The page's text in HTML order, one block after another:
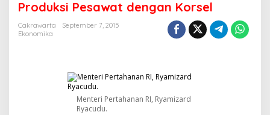
a
n
j
n
e
Produksi Pesawat dengan Korsel
Cakrawarta
September 7, 2015
Ekonomika
Menteri Pertahanan RI, Ryamizard
Ryacudu.